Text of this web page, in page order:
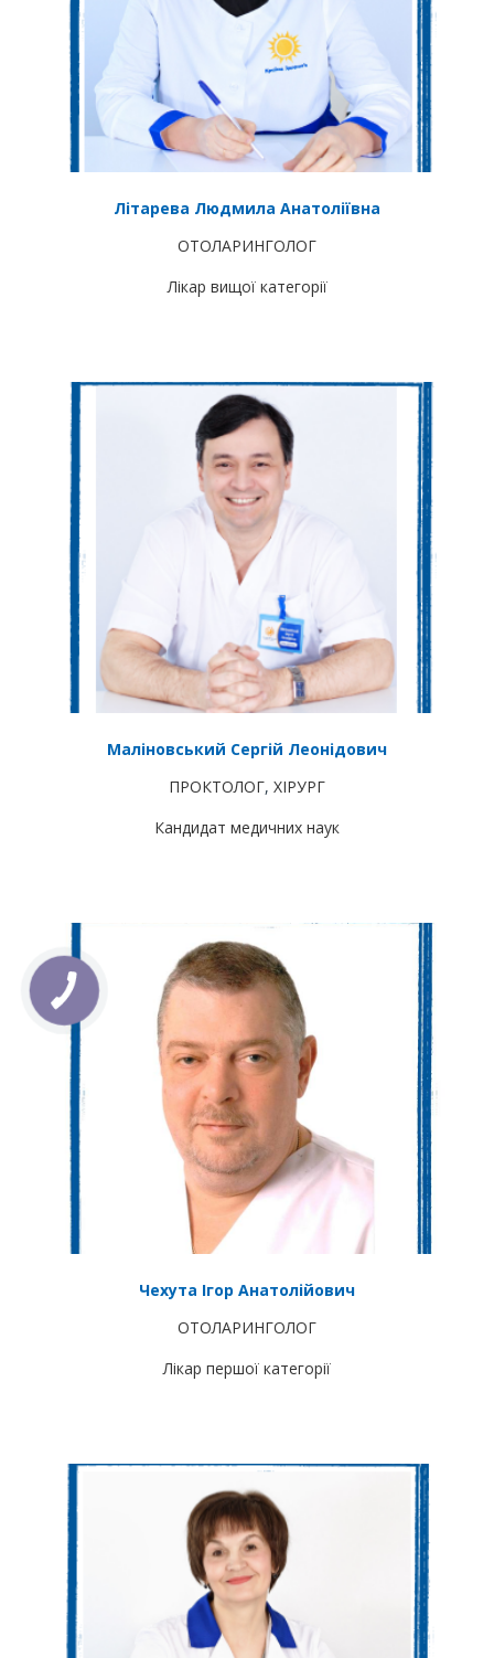
Літарева Людмила Анатоліївна
ОТОЛАРИНГОЛОГ
Лікар вищої категорії
Маліновський Сергій Леонідович
ПРОКТОЛОГ, ХІРУРГ
Кандидат медичних наук
Чехута Ігор Анатолійович
ОТОЛАРИНГОЛОГ
Лікар першої категорії